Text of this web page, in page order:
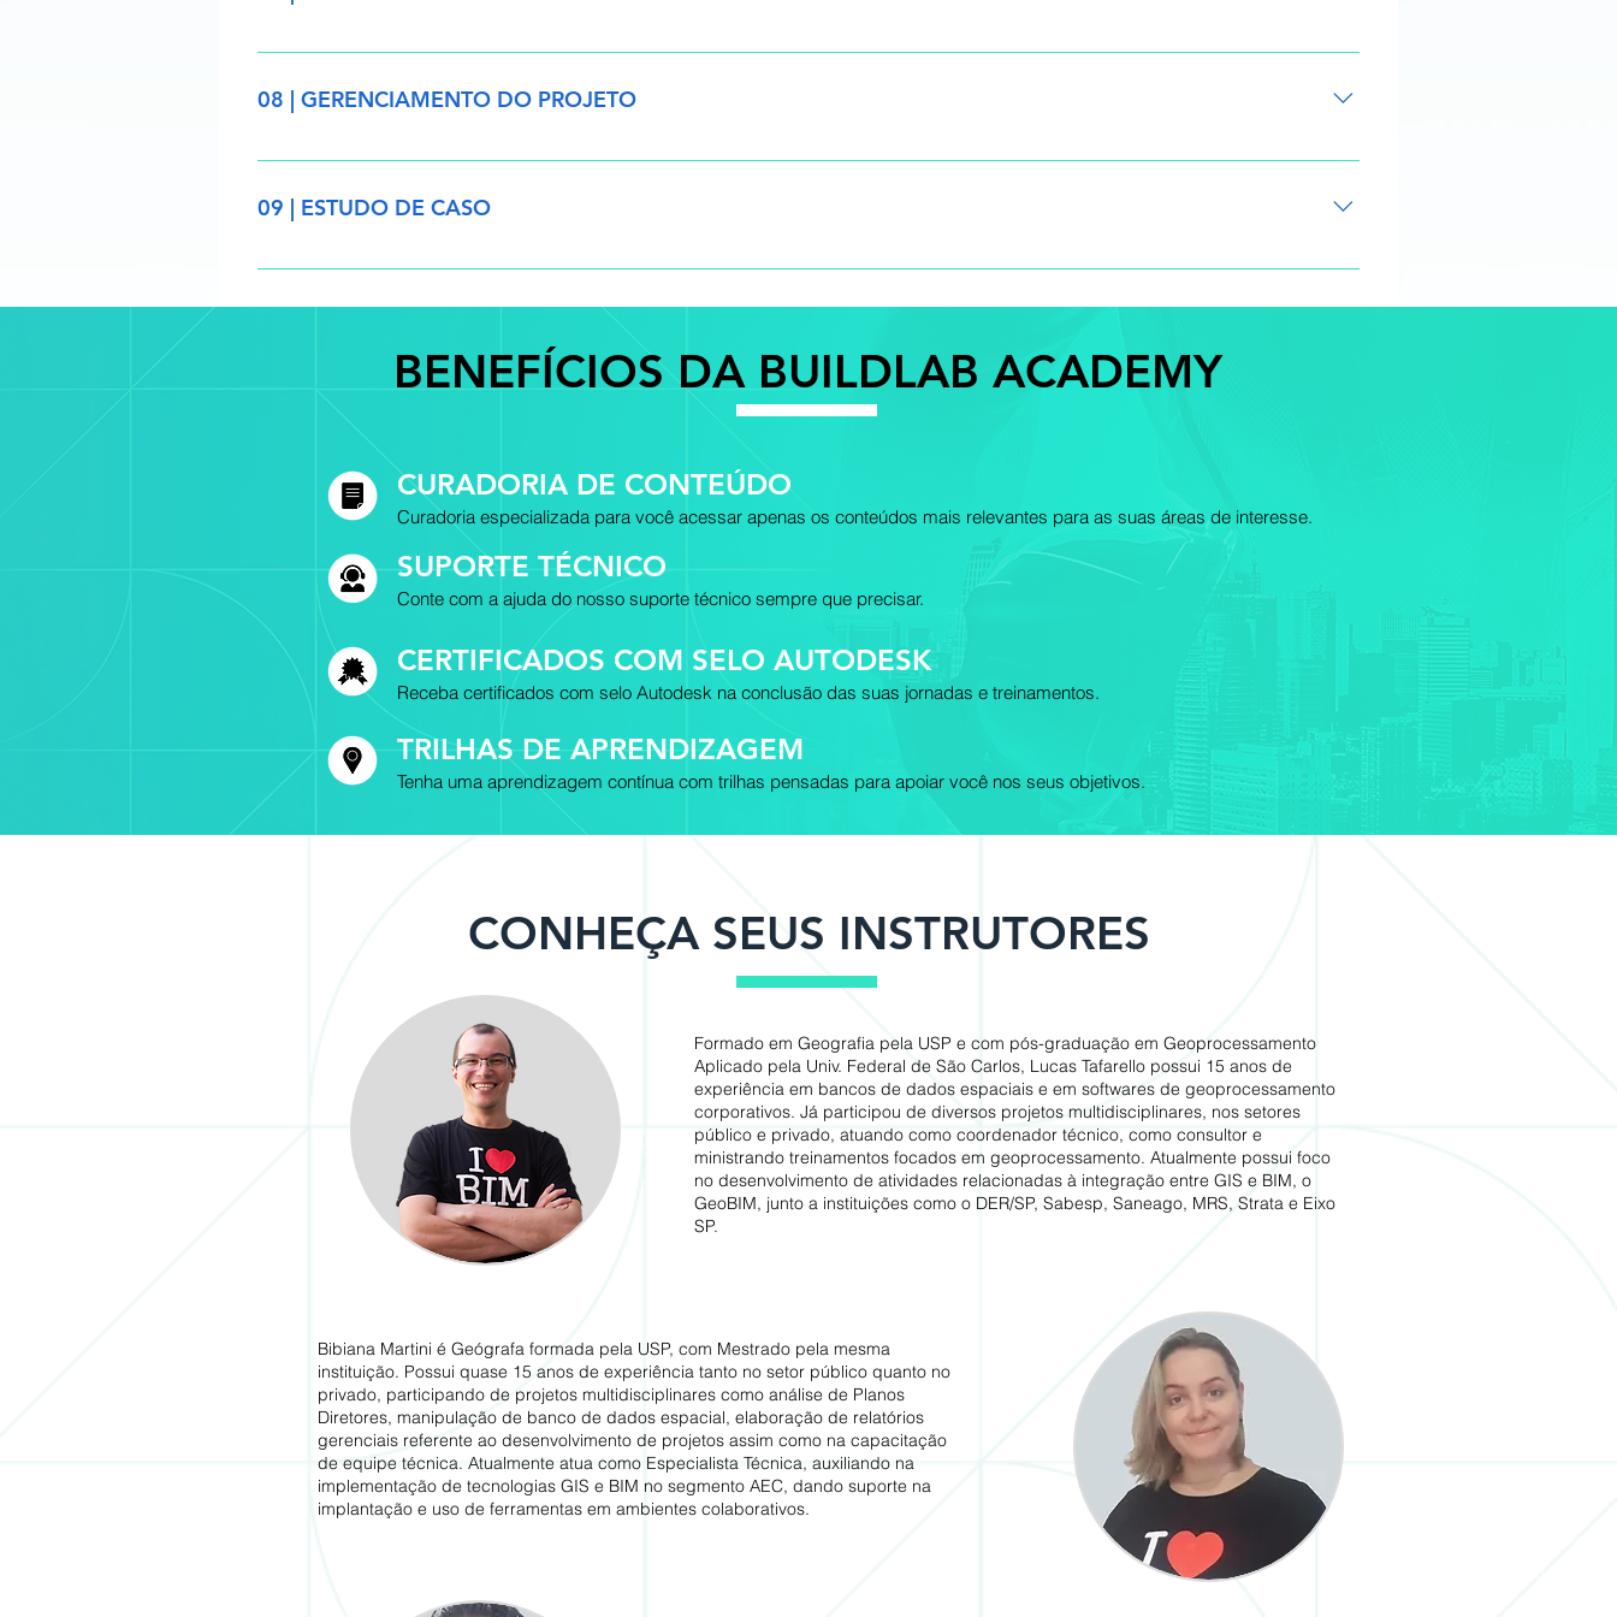
o Introdução ao módulo o Problemas o Marcações o Comparação 2D o Comparação 3D o Fluxos de revisão o Atividade
08 | GERENCIAMENTO DO PROJETO
o Introdução ao módulo o Criação de Painéis e Compartilhamento o Dashboards e Cartões o Conector de Dados o Visão geral
09 | ESTUDO DE CASO
o Estudo de caso: Docs o Estudo de caso: GeoBIM o Encerramento do treinamento o Prova Final
BENEFÍCIOS DA BUILDLAB ACADEMY
CURADORIA DE CONTEÚDO
Curadoria especializada para você acessar apenas os conteúdos mais relevantes para as suas áreas de interesse.
SUPORTE TÉCNICO
Conte com a ajuda do nosso suporte técnico sempre que precisar.
CERTIFICADOS COM SELO AUTODESK
Receba certificados com selo Autodesk na conclusão das suas jornadas e treinamentos.
TRILHAS DE APRENDIZAGEM
Tenha uma aprendizagem contínua com trilhas pensadas para apoiar você nos seus objetivos.
CONHEÇA SEUS INSTRUTORES
Formado em Geografia pela USP e com pós-graduação em Geoprocessamento
Aplicado pela Univ. Federal de São Carlos, Lucas Tafarello possui 15 anos de
experiência em bancos de dados espaciais e em softwares de geoprocessamento
corporativos. Já participou de diversos projetos multidisciplinares, nos setores
público e privado, atuando como coordenador técnico, como consultor e
ministrando treinamentos focados em geoprocessamento. Atualmente possui foco
no desenvolvimento de atividades relacionadas à integração entre GIS e BIM, o
GeoBIM, junto a instituições como o DER/SP, Sabesp, Saneago, MRS, Strata e Eixo
SP.
Bibiana Martini é Geógrafa formada pela USP, com Mestrado pela mesma
instituição. Possui quase 15 anos de experiência tanto no setor público quanto no
privado, participando de projetos multidisciplinares como análise de Planos
Diretores, manipulação de banco de dados espacial, elaboração de relatórios
gerenciais referente ao desenvolvimento de projetos assim como na capacitação
de equipe técnica. ​Atualmente atua como Especialista Técnica, auxiliando na
implementação de tecnologias GIS e BIM no segmento AEC, dando suporte na
implantação e uso de ferramentas em ambientes colaborativos.